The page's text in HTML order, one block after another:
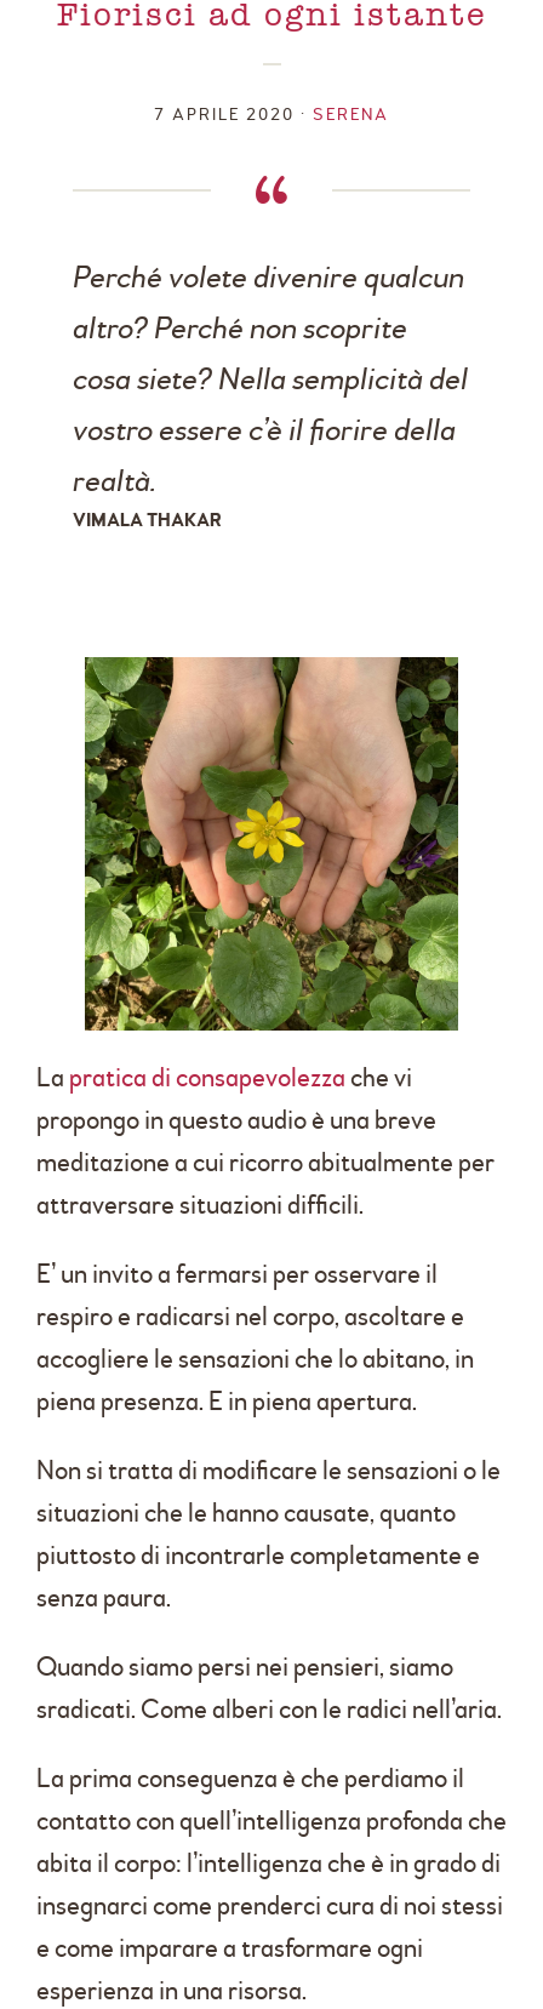
Fiorisci ad ogni istante
7 APRILE 2020 • SERENA
Perché volete divenire qualcun
altro? Perché non scoprite
cosa siete? Nella semplicità del
vostro essere c’è il fiorire della
realtà.
VIMALA THAKAR
La pratica di consapevolezzache vi
propongo in questo audio è una breve
meditazione a cui ricorro abitualmente per
attraversare situazioni difficili.
E’ un invito a fermarsi per osservare il
respiro e radicarsi nel corpo, ascoltare e
accogliere le sensazioni che lo abitano, in
piena presenza. E in piena apertura.
Non si tratta di modificare le sensazioni o le
situazioni che le hanno causate, quanto
piuttosto di incontrarle completamente e
senza paura.
Quando siamo persi nei pensieri, siamo
sradicati. Come alberi con le radici nell’aria.
La prima conseguenza è che perdiamo il
contatto con quell’intelligenza profonda che
abita il corpo: l’intelligenza che è in grado di
insegnarci come prenderci cura di noi stessi
e come imparare a trasformare ogni
esperienza in una risorsa.